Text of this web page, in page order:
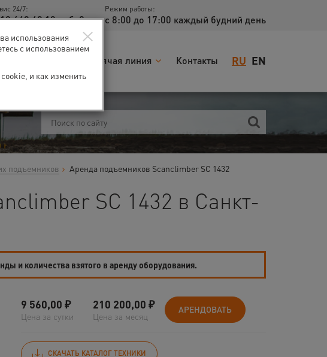
24/7:
448 48 18 доб. 2
Режим работы:
с 8:00 до 17:00 каждый будний день
RU EN
Горячая линия Контакты
подъемников Аренда подъемников Scanclimber SC 1432
SC 1432 в Санкт-
и количества взятого в аренду оборудования.
9 560,00 ₽
Цена за сутки
210 200,00 ₽
Цена за месяц
АРЕНДОВАТЬ
СКАЧАТЬ КАТАЛОГ ТЕХНИКИ
×
использования
с использованием
и как изменить